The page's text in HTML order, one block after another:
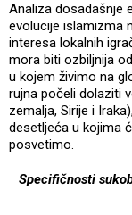
Analiza dosadašnje
evolucije islamizma
interesa lokalnih
mora biti ozbiljnija
u kojem živimo na
rujna počeli dolaziti
zemalja, Sirije i
desetljeća u kojima
posvetimo.
Specifičnosti